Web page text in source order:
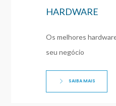
HARDWARE
Os melhores
seu negócio
SAIBA MAIS